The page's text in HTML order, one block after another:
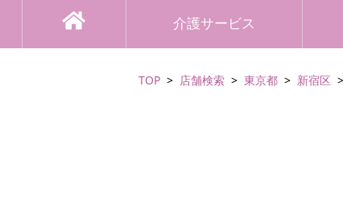
介護サービス
TOP 店舗検索 東京都 新宿区